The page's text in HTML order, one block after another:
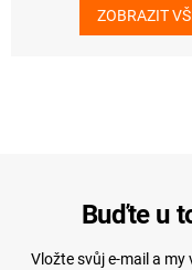
ZOBRAZIT
Buďte u
Vložte svůj e-mail a